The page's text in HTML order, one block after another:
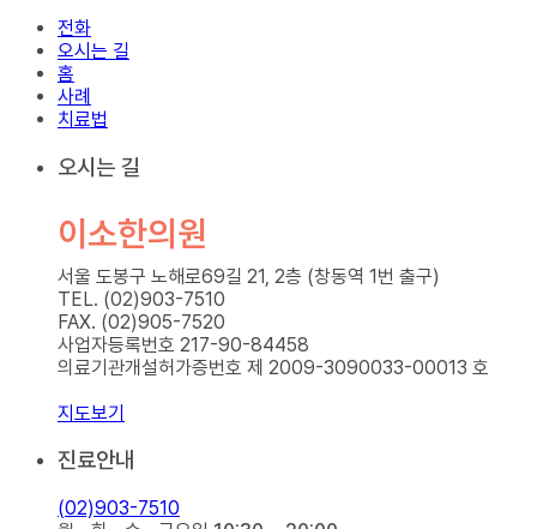
전화
오시는 길
홈
사례
치료법
오시는 길
이소한의원
서울 도봉구 노해로69길 21, 2층 (창동역 1번 출구)
TEL. (02)903-7510
FAX. (02)905-7520
사업자등록번호 217-90-84458
의료기관개설허가증번호 제 2009-3090033-00013 호
지도보기
진료안내
(02)903-7510